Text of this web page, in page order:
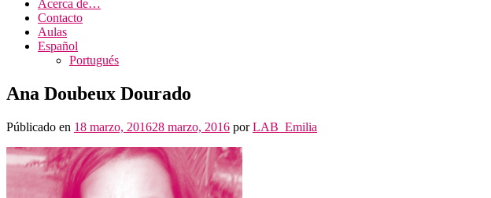
Acerca de…
Contacto
Aulas
Español
Portugués
Ana Doubeux Dourado
Públicado en 18 marzo, 201628 marzo, 2016 porLAB_Emilia